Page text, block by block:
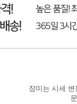
장미는 시세